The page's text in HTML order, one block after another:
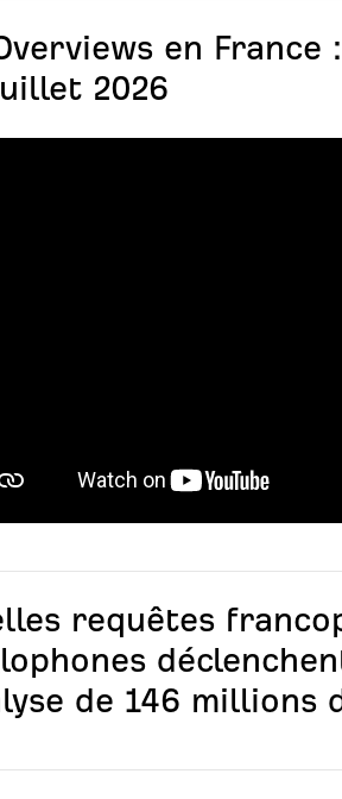
en
2026
requêtes
de 146 millions